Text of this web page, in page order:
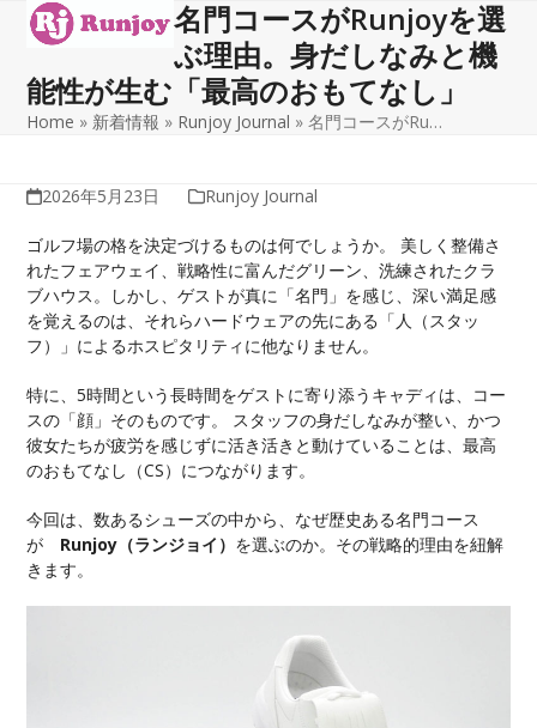
Open
mobile
menu
Close
mobile
menu
名門コースがRunjoyを選
ぶ理由。身だしなみと機
能性が生む「最高のおもてなし」
Home » 新着情報 » Runjoy Journal »名門コースがRu…
2026年5月23日 Runjoy Journal
ゴルフ場の格を決定づけるものは何でしょうか。 美しく整備さ
れたフェアウェイ、戦略性に富んだグリーン、洗練されたクラ
ブハウス。しかし、ゲストが真に「名門」を感じ、深い満足感
を覚えるのは、それらハードウェアの先にある「人（スタッ
フ）」によるホスピタリティに他なりません。
特に、5時間という長時間をゲストに寄り添うキャディは、コー
スの「顔」そのものです。 スタッフの身だしなみが整い、かつ
彼女たちが疲労を感じずに活き活きと動けていることは、最高
のおもてなし（CS）につながります。
今回は、数あるシューズの中から、なぜ歴史ある名門コース
が Runjoy（ランジョイ） を選ぶのか。その戦略的理由を紐解
きます。